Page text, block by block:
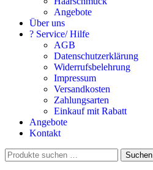
Angebote
Über uns
? Service/ Hilfe
AGB
Datenschutzerklärung
Widerrufsbelehrung
Impressum
Versandkosten
Zahlungsarten
Einkauf mit Rabatt
Angebote
Kontakt
Suchen
nach:
Suchen